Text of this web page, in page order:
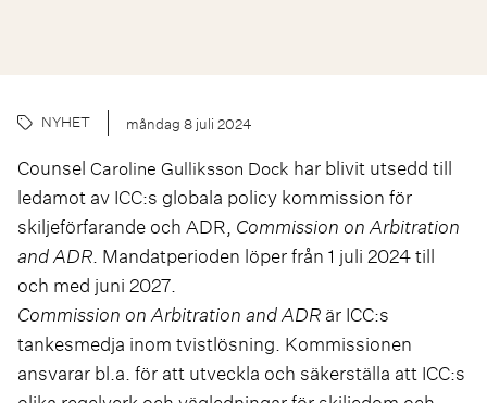
NYHET måndag 8 juli 2024
Counsel Caroline Gulliksson Dock har blivit utsedd till
ledamot av ICC:s globala policy kommission för
skiljeförfarande och ADR, Commission on Arbitration
and ADR. Mandatperioden löper från 1 juli 2024 till
och med juni 2027.
Commission on Arbitration and ADR är ICC:s
tankesmedja inom tvistlösning. Kommissionen
ansvarar bl.a. för att utveckla och säkerställa att ICC:s